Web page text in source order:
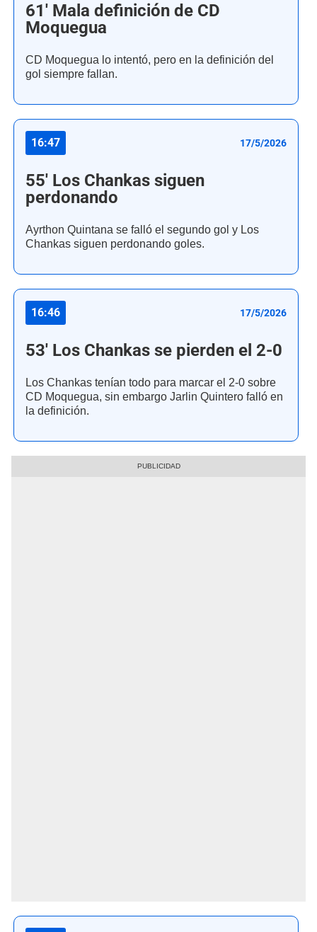
61' Mala definición de CD
Moquegua
CD Moquegua lo intentó, pero en la definición del
gol siempre fallan.
16:47 17/5/2026
55' Los Chankas siguen
perdonando
Ayrthon Quintana se falló el segundo gol y Los
Chankas siguen perdonando goles.
16:46 17/5/2026
53' Los Chankas se pierden el 2-0
Los Chankas tenían todo para marcar el 2-0 sobre
CD Moquegua, sin embargo Jarlin Quintero falló en
la definición.